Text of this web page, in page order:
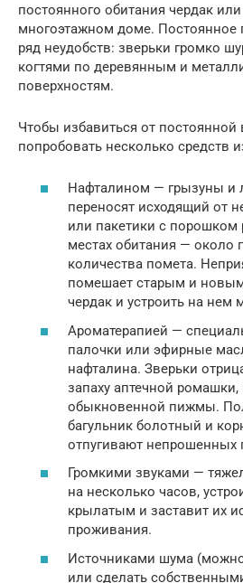
постоянного обитания чердак
многоэтажном доме. Постоянное
ряд неудобств: зверьки громко
когтями по деревянным и
поверхностям.
Чтобы избавиться от
попробовать несколько средств
Нафталином — грызуны и
переносят исходящий от
или пакетики с порошком
местах обитания — около
количества помета.
помешает старым и
чердак и устроить на нем
Ароматерапией —
палочки или эфирные
нафталина. Зверьки
запаху аптечной
обыкновенной пижмы.
багульник болотный и
отпугивают непрошенных
Громкими звуками —
на несколько часов,
крылатым и заставит их
проживания.
Источниками шума
или сделать